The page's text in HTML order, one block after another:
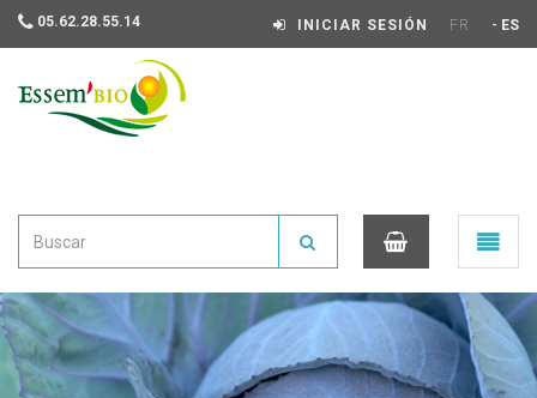
05.62.28.55.14 INICIAR SESIÓN FR - ES
0
Ouvrir
le
menu